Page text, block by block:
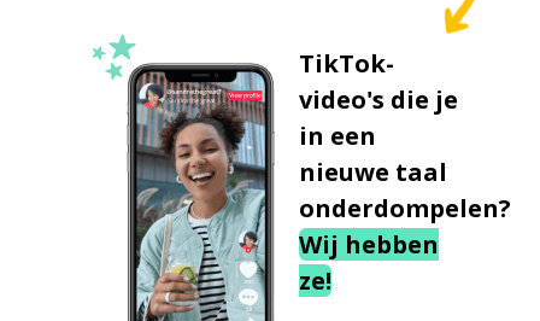
TikTok-
video's die je
in een
nieuwe taal
onderdompelen?
Wij hebben
ze!